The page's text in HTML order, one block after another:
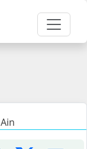
Ain